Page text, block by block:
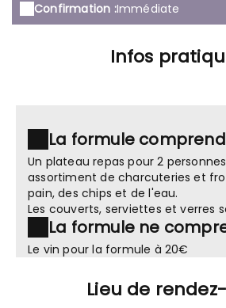
Confirmation :Immédiate
Infos
La formule
Un plateau repas pour 2
assortiment de charcuteries et
pain, des chips et de l'eau.
Les couverts, serviettes et verres
La formule ne
Le vin pour la formule à 20€
Lieu de